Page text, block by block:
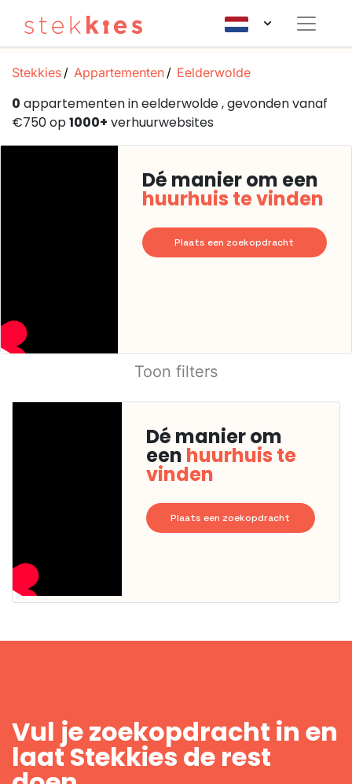
Stekkies Appartementen Eelderwolde
0 appartementen in eelderwolde , gevonden vanaf
€750 op1000+ verhuurwebsites
Dé manier om een
huurhuis te vinden
Plaats een zoekopdracht
Toon filters
Dé manier om
een huurhuis te
vinden
Plaats een zoekopdracht
Vul je zoekopdracht in en
laat Stekkies de rest